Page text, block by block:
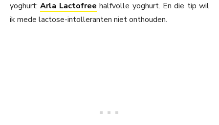
yoghurt:Arla Lactofree halfvolle yoghurt. En die tip wil
ik mede lactose-intolleranten niet onthouden.